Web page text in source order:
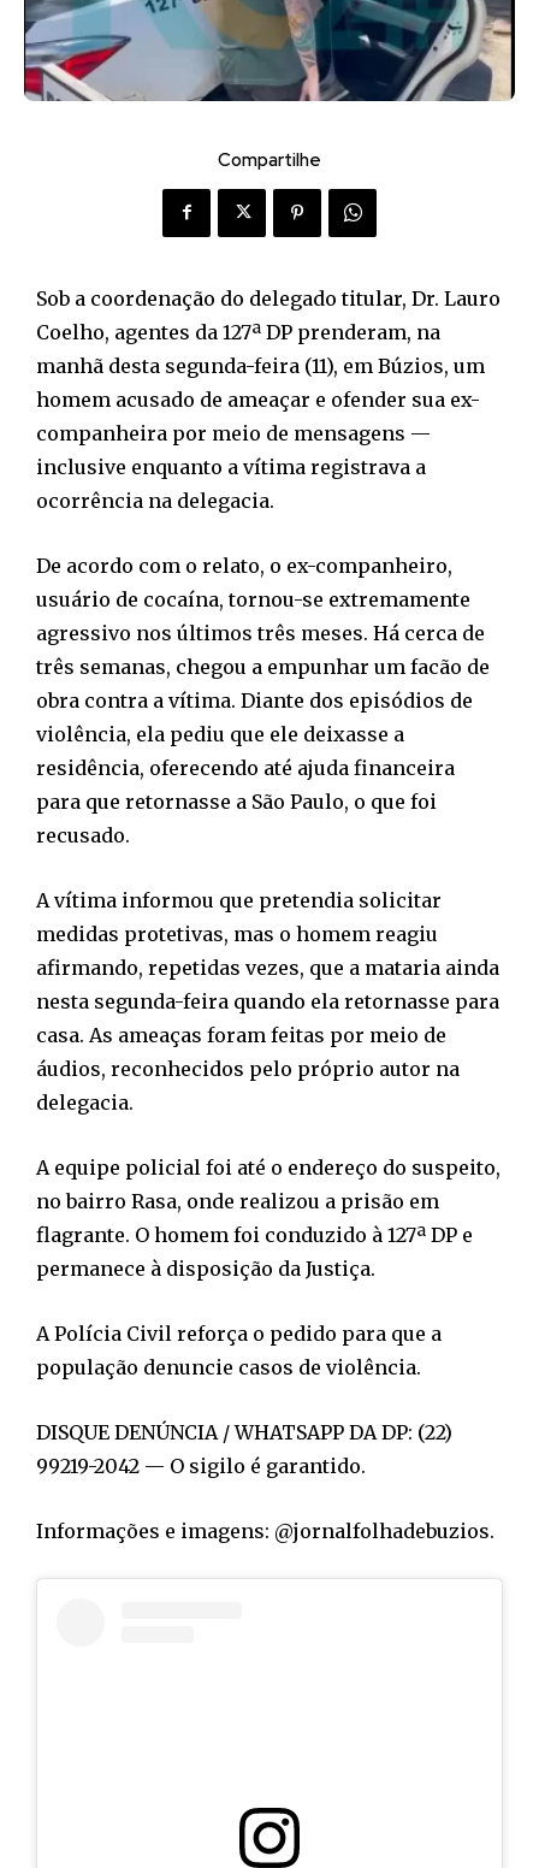
Compartilhe
Sob a coordenação do delegado titular, Dr. Lauro
Coelho, agentes da 127ª DP prenderam, na
manhã desta segunda-feira (11), em Búzios, um
homem acusado de ameaçar e ofender sua ex-
companheira por meio de mensagens —
inclusive enquanto a vítima registrava a
ocorrência na delegacia.
De acordo com o relato, o ex-companheiro,
usuário de cocaína, tornou-se extremamente
agressivo nos últimos três meses. Há cerca de
três semanas, chegou a empunhar um facão de
obra contra a vítima. Diante dos episódios de
violência, ela pediu que ele deixasse a
residência, oferecendo até ajuda financeira
para que retornasse a São Paulo, o que foi
recusado.
A vítima informou que pretendia solicitar
medidas protetivas, mas o homem reagiu
afirmando, repetidas vezes, que a mataria ainda
nesta segunda-feira quando ela retornasse para
casa. As ameaças foram feitas por meio de
áudios, reconhecidos pelo próprio autor na
delegacia.
A equipe policial foi até o endereço do suspeito,
no bairro Rasa, onde realizou a prisão em
flagrante. O homem foi conduzido à 127ª DP e
permanece à disposição da Justiça.
A Polícia Civil reforça o pedido para que a
população denuncie casos de violência.
DISQUE DENÚNCIA / WHATSAPP DA DP: (22)
99219-2042 — O sigilo é garantido.
Informações e imagens: @jornalfolhadebuzios.